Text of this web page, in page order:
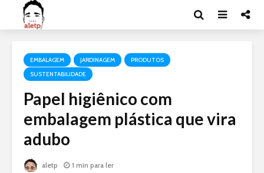
EMBALAGEM JARDINAGEM
PRODUTOS
SUSTENTABILIDADE
Papel higiênico com
embalagem plástica que vira
adubo
aletp 1 min para ler